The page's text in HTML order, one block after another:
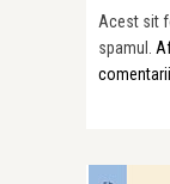
Acest sit
spamul.